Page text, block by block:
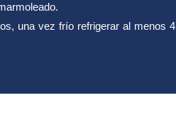
una vez frío refrigerar al menos 4